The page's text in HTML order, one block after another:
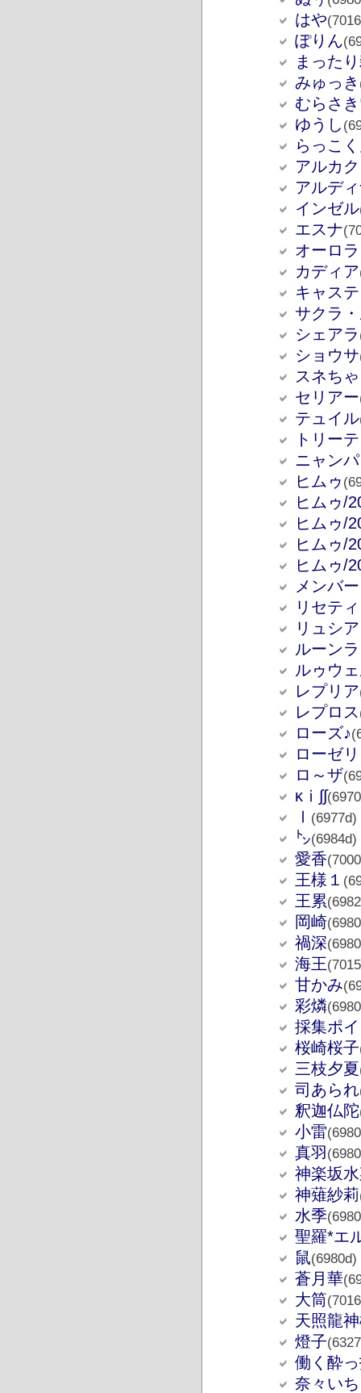
はや
ぽりん
まった
みゅっき
むらさ
ゆうし
らっこ
アルカ
アルデ
インゼル
エスナ
オーロ
カディア
キャス
サクラ
シェアラ
ショウサ
スネち
セリアー
テュイル
トリー
ニャン
ヒムゥ
ヒムゥ/
ヒムゥ/
ヒムゥ/
ヒムゥ/
メンバ
リセテ
リュシ
ルーン
ルゥウ
レプリア
レプロス
ローズ♪
ローゼ
ロ～ザ
κⅰ∫∫
Ⅰ (6977d)
㌧(6984d)
愛香
王様１
王累
岡崎
禍深
海王
甘かみ
彩燐
採集ポ
桜崎桜子
三枝夕夏
司あられ
釈迦仏陀
小雷
真羽
神楽坂
神薙紗莉
水季
聖羅*エ
鼠(6980d)
蒼月華
大筒
天照龍
燈子
働く酔
奈々い